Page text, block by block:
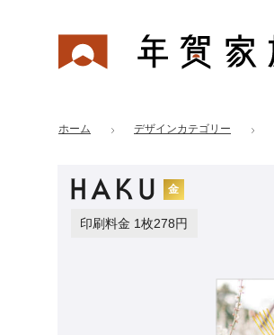
年賀家族 2027
ホーム デザインカテゴリー
金
印刷料金 1枚278円